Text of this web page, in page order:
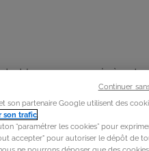
et les moyens mis à
son partenaire Google utilisent des
son trafic.
“paramétrer les cookies” pour
accepter" pour autoriser le dépôt de
Continuer